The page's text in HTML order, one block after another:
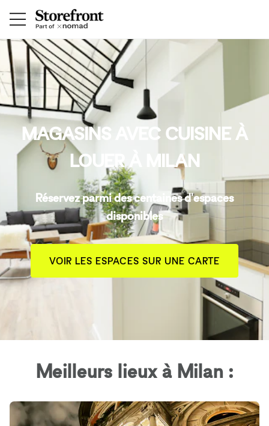
MAGASINS AVEC CUISINE À
LOUER À MILAN
Réservez parmi des centaines d'espaces
disponibles
VOIR LES ESPACES SUR UNE CARTE
Meilleurs lieux à Milan :